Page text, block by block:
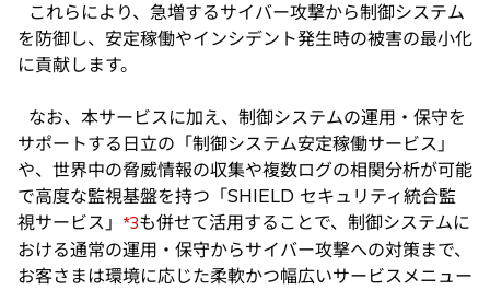
これらにより、急増するサイバー攻撃から制御システム
を防御し、安定稼働やインシデント発生時の被害の最小化
に貢献します。
なお、本サービスに加え、制御システムの運用・保守を
サポートする日立の「制御システム安定稼働サービス」
や、世界中の脅威情報の収集や複数ログの相関分析が可能
で高度な監視基盤を持つ「SHIELD セキュリティ統合監
視サービス」
*3も併せて活用することで、制御システムに
おける通常の運用・保守からサイバー攻撃への対策まで、
お客さまは環境に応じた柔軟かつ幅広いサービスメニュー